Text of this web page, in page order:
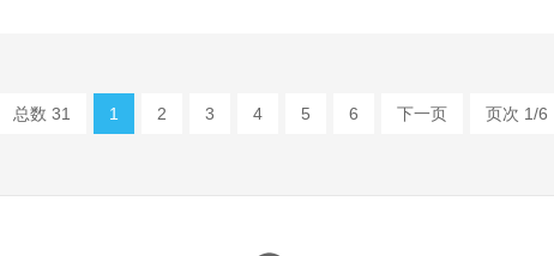
总数 31 1 2 3 4 5 6 下一页 页次 1/6